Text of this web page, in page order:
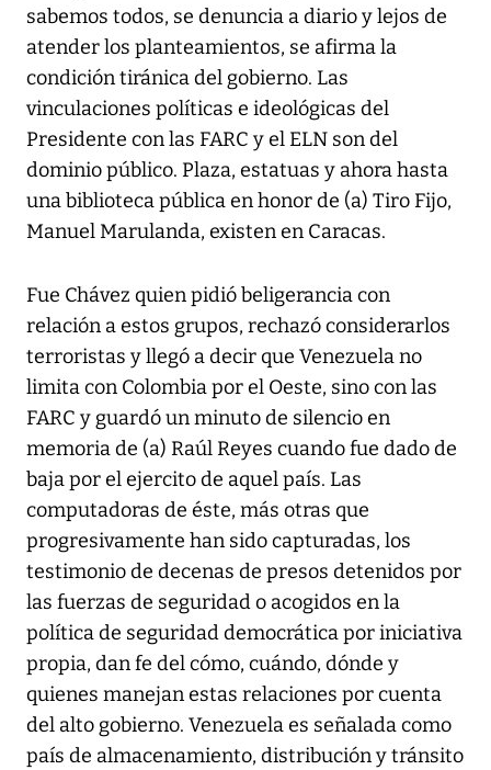
sabemos todos, se denuncia a diario y lejos de
atender los planteamientos, se afirma la
condición tiránica del gobierno. Las
vinculaciones políticas e ideológicas del
Presidente con las FARC y el ELN son del
dominio público. Plaza, estatuas y ahora hasta
una biblioteca pública en honor de (a) Tiro Fijo,
Manuel Marulanda, existen en Caracas.
Fue Chávez quien pidió beligerancia con
relación a estos grupos, rechazó considerarlos
terroristas y llegó a decir que Venezuela no
limita con Colombia por el Oeste, sino con las
FARC y guardó un minuto de silencio en
memoria de (a) Raúl Reyes cuando fue dado de
baja por el ejercito de aquel país. Las
computadoras de éste, más otras que
progresivamente han sido capturadas, los
testimonio de decenas de presos detenidos por
las fuerzas de seguridad o acogidos en la
política de seguridad democrática por iniciativa
propia, dan fe del cómo, cuándo, dónde y
quienes manejan estas relaciones por cuenta
del alto gobierno. Venezuela es señalada como
país de almacenamiento, distribución y tránsito